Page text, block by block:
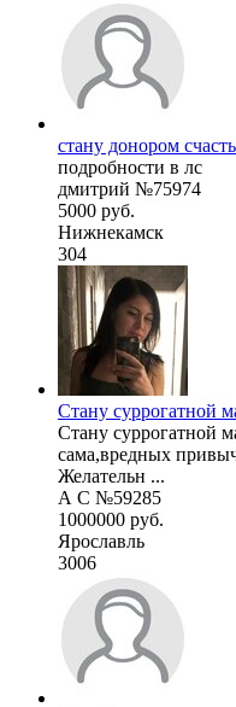
стану донором
подробности в лс
дмитрий №75974
5000 руб.
Нижнекамск
304
Стану суррогатной
Стану суррогатной
сама,вредных
Желательн ...
А С №59285
1000000 руб.
Ярославль
3006